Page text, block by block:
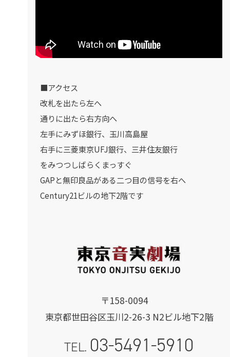
〒158-0094
東京都世田谷区玉川2-26-3 N2ビル地下2階
TEL. 03-5491-5910
■アクセス
改札を出たら左へ
通りに出たら右方向へ
左手にみずほ銀行、玉川高島屋
右手に三菱東京UFJ銀行、三井住友銀行
をみつつしばらくまっすぐ
GAPと無印良品がある二つ目の信号を右へ
Century21ビルの地下2階です